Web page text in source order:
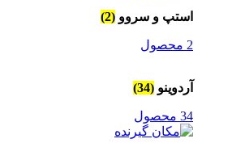
استپ و سروو (2)
2 محصول
آردوینو (34)
34 محصول